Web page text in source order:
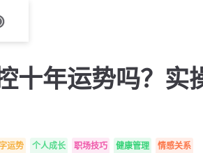
十年运势吗？实
运势 个人成长 职场技巧 健康管理 情感关系